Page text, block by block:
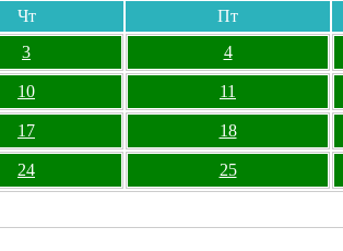
Чт Пт
3 4
10 11
17 18
24 25